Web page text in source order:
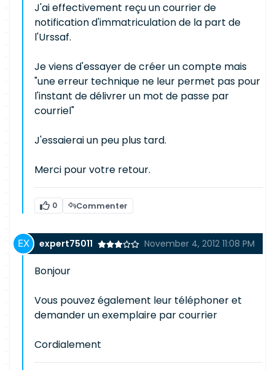
J'ai effectivement reçu un courrier de
notification d'immatriculation de la part de
l'Urssaf.
Je viens d'essayer de créer un compte mais
"une erreur technique ne leur permet pas pour
l'instant de délivrer un mot de passe par
courriel"
J'essaierai un peu plus tard.
Merci pour votre retour.
0 Commenter
expert75011 November 4, 2012 11:08 PM
Bonjour
Vous pouvez également leur téléphoner et
demander un exemplaire par courrier
Cordialement